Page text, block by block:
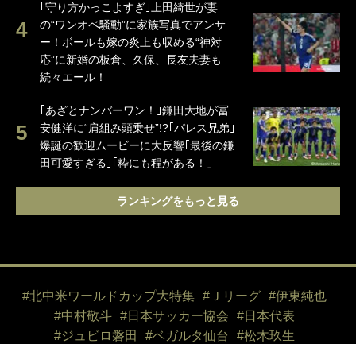
｢守り方かっこよすぎ｣上田綺世が妻
の“ワンオペ騒動”に家族写真でアンサ
ー！ボールも嫁の炎上も収める“神対
応”に新婚の板倉、久保、長友夫妻も
続々エール！
｢あざとナンバーワン！｣鎌田大地が冨
安健洋に“肩組み頭乗せ”!?｢パレス兄弟｣
爆誕の歓迎ムービーに大反響｢最後の鎌
田可愛すぎる｣｢粋にも程がある！」
ランキングをもっと見る
#北中米ワールドカップ大特集 #Ｊリーグ
#伊東純也
#中村敬斗
#日本サッカー協会
#日本代表
#ジュビロ磐田
#ベガルタ仙台
#松木玖生